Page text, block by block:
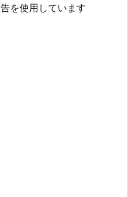
を使用しています